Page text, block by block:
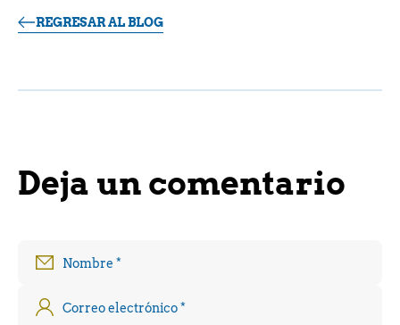
REGRESAR AL BLOG
Deja un comentario
Nombre *
Correo electrónico*